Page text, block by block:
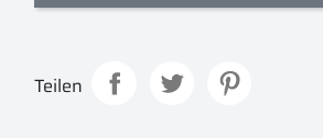
Teilen